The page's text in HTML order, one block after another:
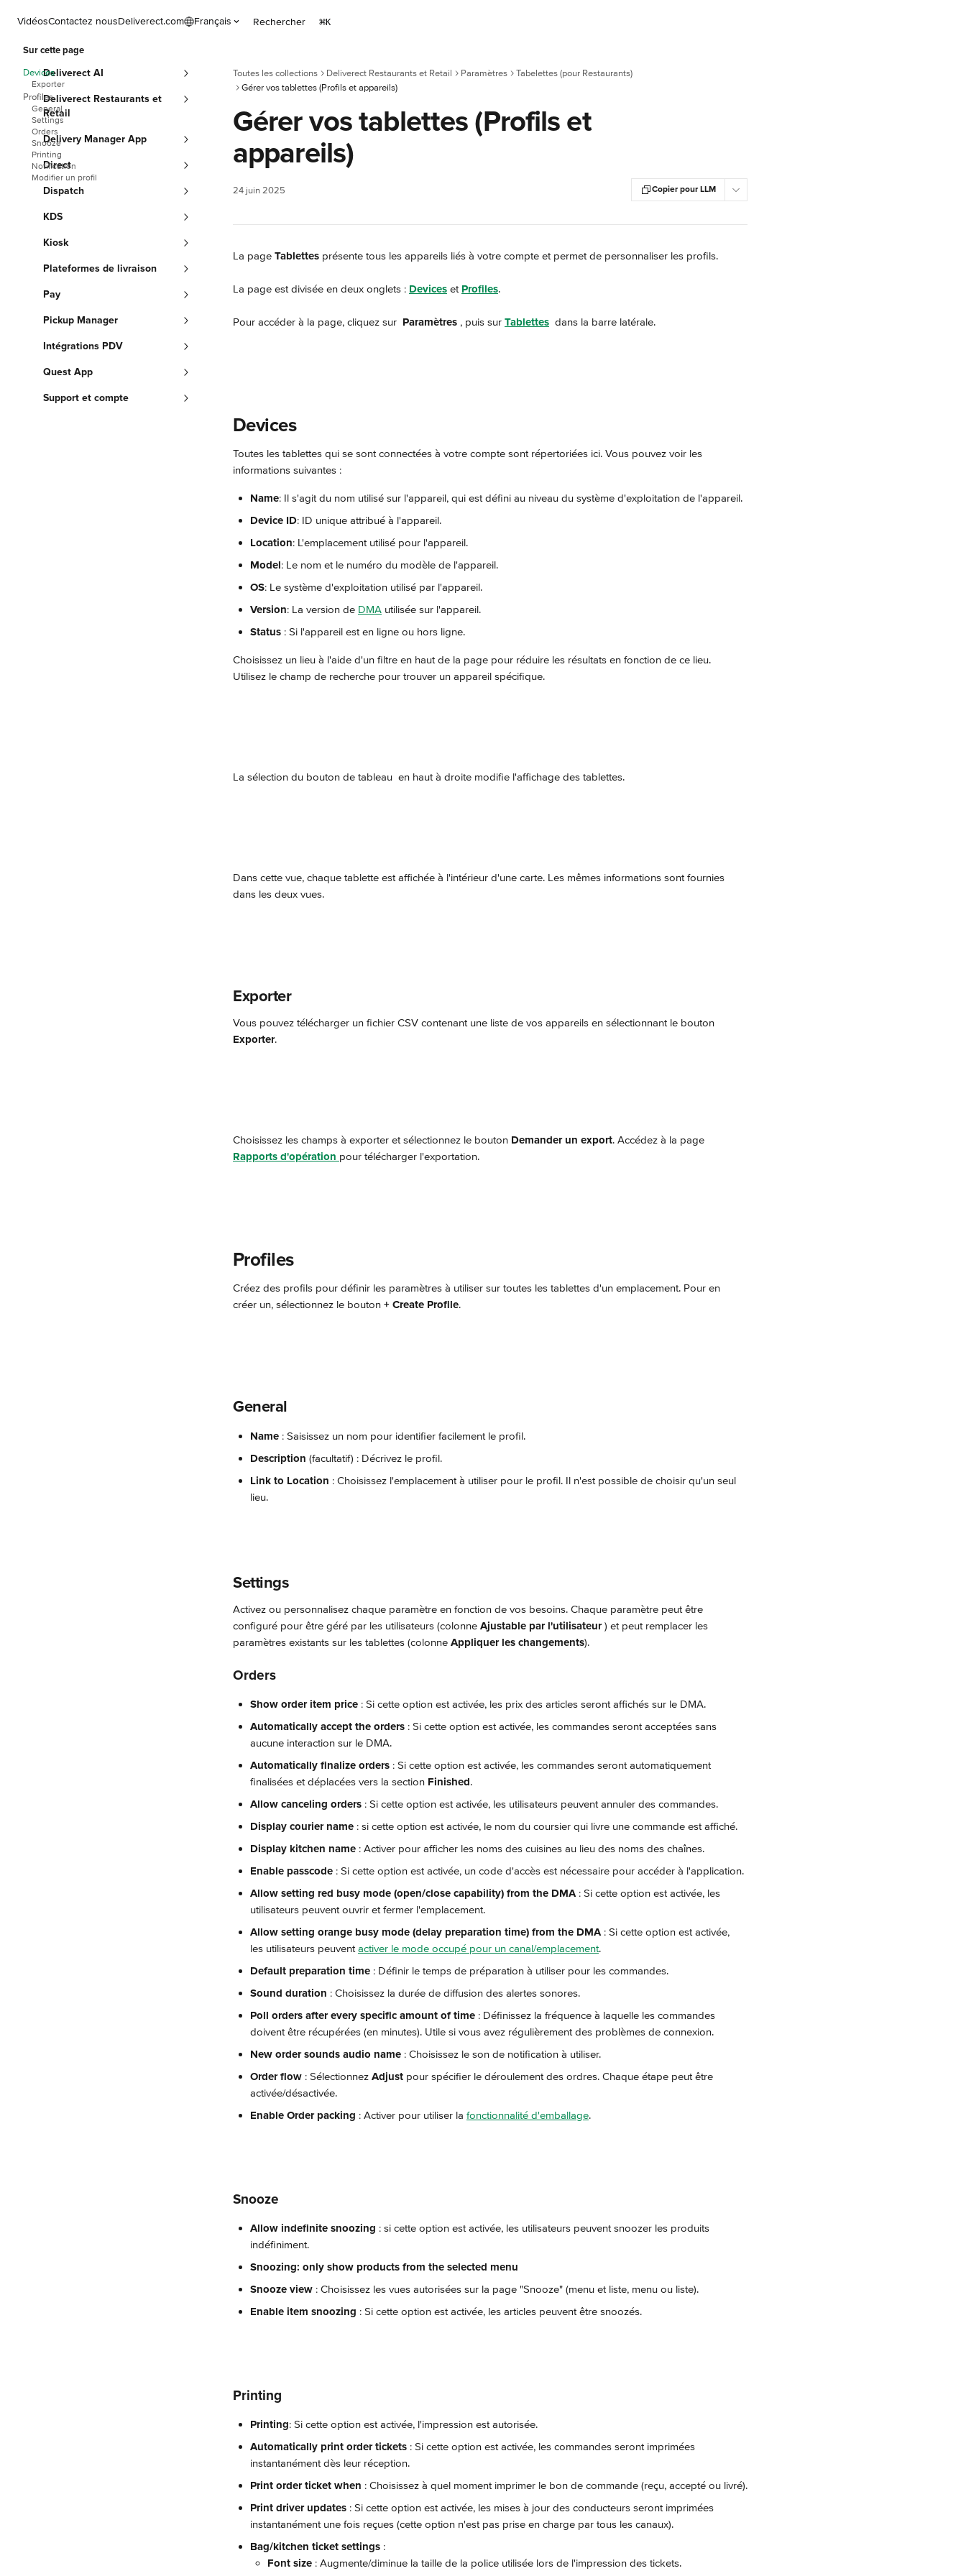
VidéosContactez nousDeliverect.com Français Rechercher ⌘K
Deliverect AI
Deliverect Restaurants et
Retail
Delivery Manager App
Direct
Dispatch
KDS
Kiosk
Plateformes de livraison
Pay
Pickup Manager
Intégrations PDV
Quest App
Support et compte
Toutes les collections Deliverect Restaurants et Retail Paramètres
Tabelettes (pour Restaurants)
Gérer vos tablettes (Profils et appareils)
Gérer vos tablettes (Profils et
appareils)
24 juin 2025 Copier pour LLM
La page Tablettes présente tous les appareils liés à votre compte et permet de personnaliser les profils.
La page est divisée en deux onglets : Devices et Profiles.
Pour accéder à la page, cliquez sur Paramètres , puis sur Tablettes dans la barre latérale.
Devices
Toutes les tablettes qui se sont connectées à votre compte sont répertoriées ici. Vous pouvez voir les
informations suivantes :
Name: Il s'agit du nom utilisé sur l'appareil, qui est défini au niveau du système d'exploitation de l'appareil.
Device ID: ID unique attribué à l'appareil.
Location: L'emplacement utilisé pour l'appareil.
Model: Le nom et le numéro du modèle de l'appareil.
OS: Le système d'exploitation utilisé par l'appareil.
Version: La version de DMA utilisée sur l'appareil.
Status : Si l'appareil est en ligne ou hors ligne.
Choisissez un lieu à l'aide d'un filtre en haut de la page pour réduire les résultats en fonction de ce lieu.
Utilisez le champ de recherche pour trouver un appareil spécifique.
La sélection du bouton de tableau en haut à droite modifie l'affichage des tablettes.
Dans cette vue, chaque tablette est affichée à l'intérieur d'une carte. Les mêmes informations sont fournies
dans les deux vues.
Exporter
Vous pouvez télécharger un fichier CSV contenant une liste de vos appareils en sélectionnant le bouton
Exporter.
Choisissez les champs à exporter et sélectionnez le bouton Demander un export. Accédez à la page
Rapports d'opération pour télécharger l'exportation.
Profiles
Créez des profils pour définir les paramètres à utiliser sur toutes les tablettes d'un emplacement. Pour en
créer un, sélectionnez le bouton + Create Profile.
General
Name : Saisissez un nom pour identifier facilement le profil.
Description (facultatif) : Décrivez le profil.
Link to Location : Choisissez l'emplacement à utiliser pour le profil. Il n'est possible de choisir qu'un seul
lieu.
Settings
Activez ou personnalisez chaque paramètre en fonction de vos besoins. Chaque paramètre peut être
configuré pour être géré par les utilisateurs (colonne Ajustable par l'utilisateur ) et peut remplacer les
paramètres existants sur les tablettes (colonne Appliquer les changements).
Orders
Show order item price : Si cette option est activée, les prix des articles seront affichés sur le DMA.
Automatically accept the orders : Si cette option est activée, les commandes seront acceptées sans
aucune interaction sur le DMA.
Automatically finalize orders : Si cette option est activée, les commandes seront automatiquement
finalisées et déplacées vers la section Finished.
Allow canceling orders : Si cette option est activée, les utilisateurs peuvent annuler des commandes.
Display courier name : si cette option est activée, le nom du coursier qui livre une commande est affiché.
Display kitchen name : Activer pour afficher les noms des cuisines au lieu des noms des chaînes.
Enable passcode : Si cette option est activée, un code d'accès est nécessaire pour accéder à l'application.
Allow setting red busy mode (open/close capability) from the DMA : Si cette option est activée, les
utilisateurs peuvent ouvrir et fermer l'emplacement.
Allow setting orange busy mode (delay preparation time) from the DMA : Si cette option est activée,
les utilisateurs peuvent activer le mode occupé pour un canal/emplacement.
Default preparation time : Définir le temps de préparation à utiliser pour les commandes.
Sound duration : Choisissez la durée de diffusion des alertes sonores.
Poll orders after every specific amount of time : Définissez la fréquence à laquelle les commandes
doivent être récupérées (en minutes). Utile si vous avez régulièrement des problèmes de connexion.
New order sounds audio name : Choisissez le son de notification à utiliser.
Order flow : Sélectionnez Adjust pour spécifier le déroulement des ordres. Chaque étape peut être
activée/désactivée.
Enable Order packing : Activer pour utiliser la fonctionnalité d'emballage.
Snooze
Allow indefinite snoozing : si cette option est activée, les utilisateurs peuvent snoozer les produits
indéfiniment.
Snoozing: only show products from the selected menu
Snooze view : Choisissez les vues autorisées sur la page "Snooze" (menu et liste, menu ou liste).
Enable item snoozing : Si cette option est activée, les articles peuvent être snoozés.
Printing
Printing: Si cette option est activée, l'impression est autorisée.
Automatically print order tickets : Si cette option est activée, les commandes seront imprimées
instantanément dès leur réception.
Print order ticket when : Choisissez à quel moment imprimer le bon de commande (reçu, accepté ou livré).
Print driver updates : Si cette option est activée, les mises à jour des conducteurs seront imprimées
instantanément une fois reçues (cette option n'est pas prise en charge par tous les canaux).
Bag/kitchen ticket settings :
Font size : Augmente/diminue la taille de la police utilisée lors de l'impression des tickets.
Sur cette page
Devices
Exporter
Profiles
General
Settings
Orders
Snooze
Printing
Notification
Modifier un profil